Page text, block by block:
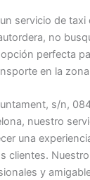
servicio de taxi
no
perfecta
en la
s/n,
nuestro
una
clientes.
y